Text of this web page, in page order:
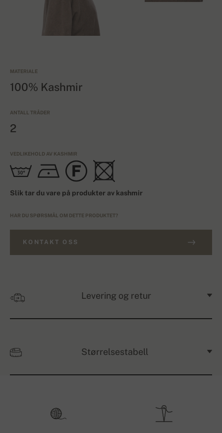
MATERIALE
100% Kashmir
ANTALL TRÅDER
2
VEDLIKEHOLD AV KASHMIR
Slik tar du vare på produkter av kashmir
HAR DU SPØRSMÅL OM DETTE PRODUKTET?
KONTAKT OSS
Levering og retur
Størrelsestabell